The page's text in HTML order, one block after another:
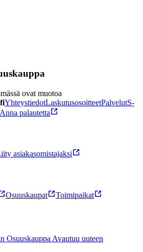
ovat muotoa
YhteystiedotLaskutusosoitteetPalvelutS-
Anna palautetta
asiakasomistajaksi
Osuuskaupat Toimipaikat
Osuuskauppa Avautuu uuteen